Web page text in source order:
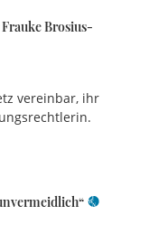
Brosius-
vereinbar, ihr